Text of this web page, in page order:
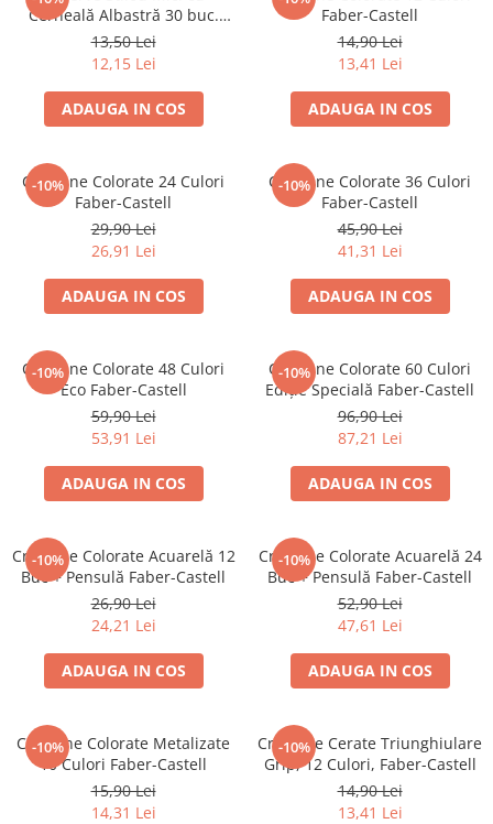
Suporturi și organizatoare de birou
Caiete și Blocuri
Blocnotesuri
Blocuri de desen
Caiete Biologie
Caiete cu Spirală
Caiete Dictando
Caiete Geografie
Caiete Matematica
Caiete Muzică
Caiete Studențești
Caiete Tip II
Caiete Velin
Vocabulare
Calculatoare
Instrumente de scris și desen
Carioci
Creioane cerate
Creioane colorate
Creioane mecanice
Linere
Markere
Pixuri
Rezerve stilouri
Cerneală Albastră 30 buc.
Faber-Castell
13,50 Lei
12,15 Lei
ADAUGA IN COS
Faber-Castell
14,90 Lei
13,41 Lei
ADAUGA IN COS
-10%
Creioane Colorate 24 Culori
Faber-Castell
29,90 Lei
26,91 Lei
ADAUGA IN COS
-10%
Creioane Colorate 36 Culori
Faber-Castell
45,90 Lei
41,31 Lei
ADAUGA IN COS
-10%
Creioane Colorate 48 Culori
Eco Faber-Castell
59,90 Lei
53,91 Lei
ADAUGA IN COS
-10%
Creioane Colorate 60 Culori
Ediție Specială Faber-Castell
96,90 Lei
87,21 Lei
ADAUGA IN COS
-10%
Creioane Colorate Acuarelă 12
Buc + Pensulă Faber-Castell
26,90 Lei
24,21 Lei
ADAUGA IN COS
-10%
Creioane Colorate Acuarelă 24
Buc + Pensulă Faber-Castell
52,90 Lei
47,61 Lei
ADAUGA IN COS
-10%
Creioane Colorate Metalizate
10 Culori Faber-Castell
15,90 Lei
14,31 Lei
-10%
Creioane Cerate Triunghiulare
Grip, 12 Culori, Faber-Castell
14,90 Lei
13,41 Lei